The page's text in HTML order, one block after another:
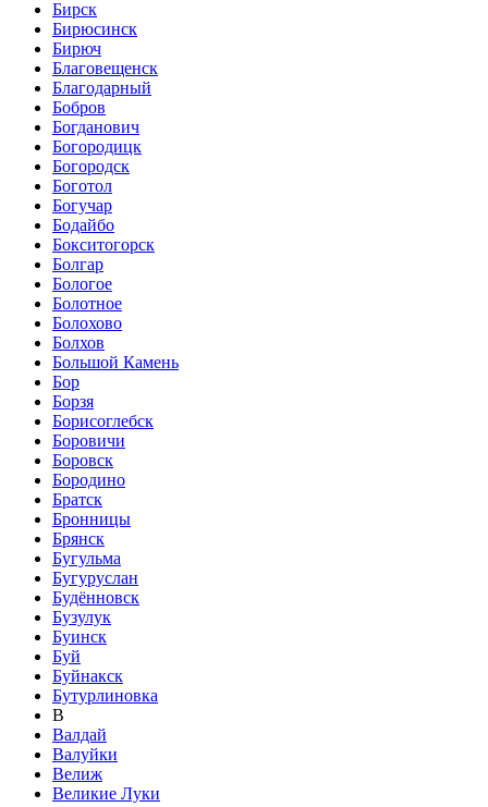
Бирск
Бирюсинск
Бирюч
Благовещенск
Благодарный
Бобров
Богданович
Богородицк
Богородск
Боготол
Богучар
Бодайбо
Бокситогорск
Болгар
Бологое
Болотное
Болохово
Болхов
Большой Камень
Бор
Борзя
Борисоглебск
Боровичи
Боровск
Бородино
Братск
Бронницы
Брянск
Бугульма
Бугуруслан
Будённовск
Бузулук
Буинск
Буй
Буйнакск
Бутурлиновка
В
Валдай
Валуйки
Велиж
Великие Луки